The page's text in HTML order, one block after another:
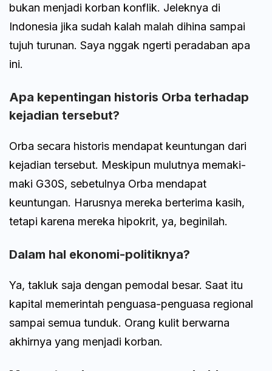
bukan menjadi korban konflik. Jeleknya di
Indonesia jika sudah kalah malah dihina sampai
tujuh turunan. Saya nggak ngerti peradaban apa
ini.
Apa kepentingan historis Orba terhadap
kejadian tersebut?
Orba secara historis mendapat keuntungan dari
kejadian tersebut. Meskipun mulutnya memaki-
maki G30S, sebetulnya Orba mendapat
keuntungan. Harusnya mereka berterima kasih,
tetapi karena mereka hipokrit, ya, beginilah.
Dalam hal ekonomi-politiknya?
Ya, takluk saja dengan pemodal besar. Saat itu
kapital memerintah penguasa-penguasa regional
sampai semua tunduk. Orang kulit berwarna
akhirnya yang menjadi korban.